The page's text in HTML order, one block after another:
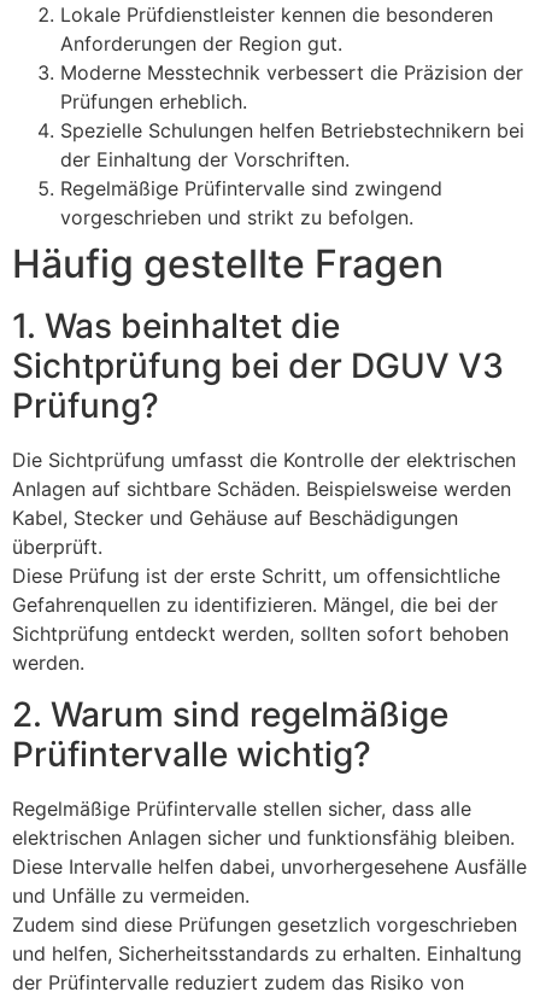
Lokale Prüfdienstleister kennen die besonderen
Anforderungen der Region gut.
Moderne Messtechnik verbessert die Präzision der
Prüfungen erheblich.
Spezielle Schulungen helfen Betriebstechnikern bei
der Einhaltung der Vorschriften.
Regelmäßige Prüfintervalle sind zwingend
vorgeschrieben und strikt zu befolgen.
Häufig gestellte Fragen
1. Was beinhaltet die
Sichtprüfung bei der DGUV V3
Prüfung?
Die Sichtprüfung umfasst die Kontrolle der elektrischen
Anlagen auf sichtbare Schäden. Beispielsweise werden
Kabel, Stecker und Gehäuse auf Beschädigungen
überprüft.
Diese Prüfung ist der erste Schritt, um offensichtliche
Gefahrenquellen zu identifizieren. Mängel, die bei der
Sichtprüfung entdeckt werden, sollten sofort behoben
werden.
2. Warum sind regelmäßige
Prüfintervalle wichtig?
Regelmäßige Prüfintervalle stellen sicher, dass alle
elektrischen Anlagen sicher und funktionsfähig bleiben.
Diese Intervalle helfen dabei, unvorhergesehene Ausfälle
und Unfälle zu vermeiden.
Zudem sind diese Prüfungen gesetzlich vorgeschrieben
und helfen, Sicherheitsstandards zu erhalten. Einhaltung
der Prüfintervalle reduziert zudem das Risiko von